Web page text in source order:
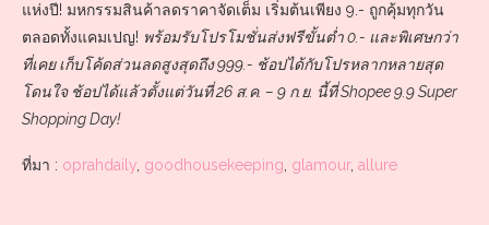
แห่งปี! มหกรรมสินค้าลดราคาจัดเต็ม เริ่มต้นเพียง 9.- ถูกคุ้มทุกวัน
ตลอดทั้งแคมเปญ! พร้อมรับโปรโมชั่นส่งฟรีขั้นต่ำ 0.- และพิเศษกว่า
ที่เคย เก็บโค้ดส่วนลดสูงสุดถึง 999.- ช้อปได้กับโปรหลากหลายสุด
โดนใจ ช้อปได้แล้วตั้งแต่วันที่ 26 ส.ค. – 9 ก.ย. นี้ที่ Shopee 9.9 Super
Shopping Day!
ที่มา : oprahdaily goodhousekeeping glamour, allure